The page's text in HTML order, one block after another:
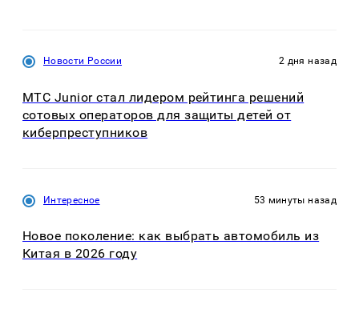
Новости России 2 дня назад
МТС Junior стал лидером рейтинга решений
сотовых операторов для защиты детей от
киберпреступников
Интересное 53 минуты назад
Новое поколение: как выбрать автомобиль из
Китая в 2026 году